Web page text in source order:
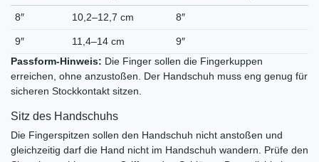
8″ 10,2–12,7 cm 8″
9″ 11,4–14 cm
9″
Passform-Hinweis: Die Finger sollen die Fingerkuppen
erreichen, ohne anzustoßen. Der Handschuh muss eng genug für
sicheren Stockkontakt sitzen.
Sitz des Handschuhs
Die Fingerspitzen sollen den Handschuh nicht anstoßen und
gleichzeitig darf die Hand nicht im Handschuh wandern. Prüfe den